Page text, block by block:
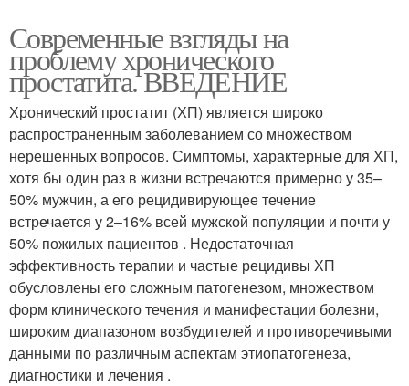
Современные взгляды на
проблему хронического
простатита. ВВЕДЕНИЕ
Хронический простатит (ХП) является широко
распространенным заболеванием со множеством
нерешенных вопросов. Симптомы, характерные для ХП,
хотя бы один раз в жизни встречаются примерно у 35–
50% мужчин, а его рецидивирующее течение
встречается у 2–16% всей мужской популяции и почти у
50% пожилых пациентов . Недостаточная
эффективность терапии и частые рецидивы ХП
обусловлены его сложным патогенезом, множеством
форм клинического течения и манифестации болезни,
широким диапазоном возбудителей и противоречивыми
данными по различным аспектам этиопатогенеза,
диагностики и лечения .